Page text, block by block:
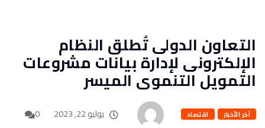
التعاون الدولى تُطلق النظام
الإلكترونى لإدارة بيانات مشروعات
التمويل التنموى الميسر
آخر الأخبار اقتصاد يوليو 22, 2023
0